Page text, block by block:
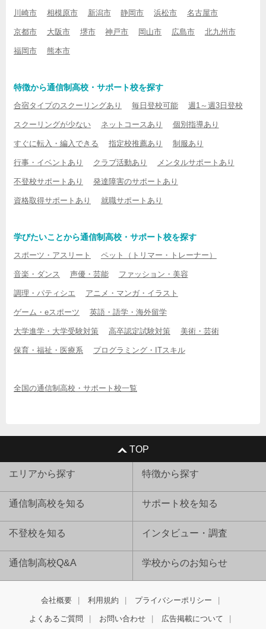
川崎市 相模原市 新潟市 静岡市 浜松市 名古屋市
京都市 大阪市 堺市 神戸市 岡山市 広島市 北九州市
福岡市 熊本市
特徴から通信制高校・サポート校を探す
合宿タイプのスクーリングあり 毎日登校可能 週1～週3日登校
スクーリングが少ない ネットコースあり 個別指導あり
すぐに転入・編入できる 指定校推薦あり 制服あり
行事・イベントあり クラブ活動あり メンタルサポートあり
不登校サポートあり 発達障害のサポートあり
資格取得サポートあり 就職サポートあり
学びたいことから通信制高校・サポート校を探す
スポーツ・アスリート ペット（トリマー・トレーナー）
音楽・ダンス 声優・芸能 ファッション・美容
調理・パティシエ アニメ・マンガ・イラスト
ゲーム・eスポーツ 英語・語学・海外留学
大学進学・大学受験対策 高卒認定試験対策 美術・芸術
保育・福祉・医療系 プログラミング・ITスキル
全国の通信制高校・サポート校一覧
TOP
エリアから探す 特徴から探す
通信制高校を知る サポート校を知る
不登校を知る インタビュー・調査
通信制高校Q&A 学校からのお知らせ
会社概要 利用規約 プライバシーポリシー
よくあるご質問 お問い合わせ 広告掲載について